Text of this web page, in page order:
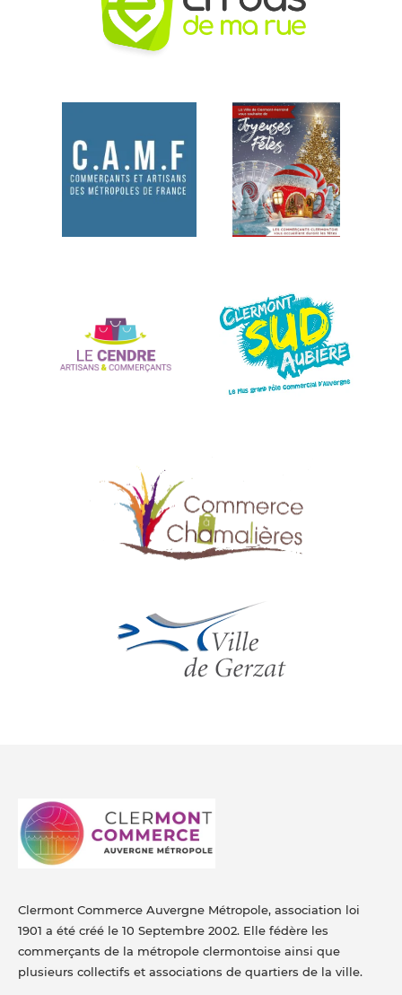
Clermont Commerce Auvergne Métropole, association loi
1901 a été créé le 10 Septembre 2002. Elle fédère les
commerçants de la métropole clermontoise ainsi que
plusieurs collectifs et associations de quartiers de la ville.